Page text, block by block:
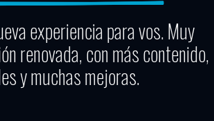
experiencia para vos. Muy
renovada, con más contenido,
y muchas mejoras.